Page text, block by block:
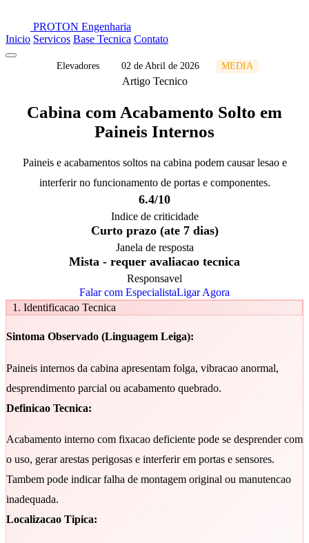
PROTON Engenharia
Inicio Servicos Base Tecnica Contato
Elevadores 02 de Abril de 2026 MEDIA
Artigo Tecnico
Cabina com Acabamento Solto em
Paineis Internos
Paineis e acabamentos soltos na cabina podem causar lesao e
interferir no funcionamento de portas e componentes.
6.4/10
Indice de criticidade
Curto prazo (ate 7 dias)
Janela de resposta
Mista - requer avaliacao tecnica
Responsavel
Falar com EspecialistaLigar Agora
1. Identificacao Tecnica
Sintoma Observado (Linguagem Leiga):
Paineis internos da cabina apresentam folga, vibracao anormal,
desprendimento parcial ou acabamento quebrado.
Definicao Tecnica:
Acabamento interno com fixacao deficiente pode se desprender com
o uso, gerar arestas perigosas e interferir em portas e sensores.
Tambem pode indicar falha de montagem original ou manutencao
inadequada.
Localizacao Tipica: